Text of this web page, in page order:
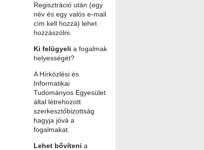
Regisztráció után (egy
név és egy valós e-mail
cím kell hozzá) lehet
hozzászólni.
Ki felügyeli a fogalmak
helyességét?
A Hírközlési és
Informatikai
Tudományos Egyesület
által létrehozott
szerkesztőbizottság
hagyja jóvá a
fogalmakat.
Lehet bővíteni a